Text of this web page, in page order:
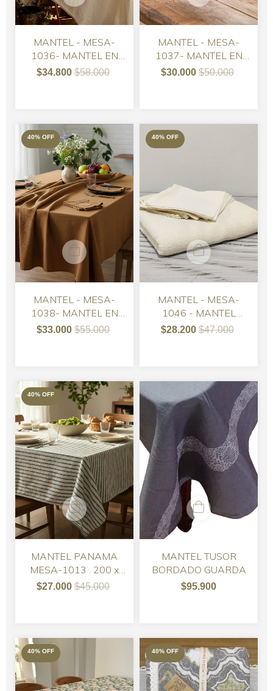
MANTEL - MESA-
1036- MANTEL EN
TUSOR ARENA 220 X
$34.800$58.000
MANTEL - MESA-
1037- MANTEL EN
TUSOR MOSTAZA
$30.000$50.000
40% OFF
MANTEL - MESA-
1038- MANTEL EN
TUSOR HABANO 150
$33.000$55.000
40% OFF
MANTEL - MESA-
1046 - MANTEL
GASA MARROQUI
$28.200$47.000
40% OFF
MANTEL PANAMA
MESA-1013 . 200 x
160
$27.000$45.000
MANTEL TUSOR
BORDADO GUARDA
$95.900
40% OFF 40% OFF